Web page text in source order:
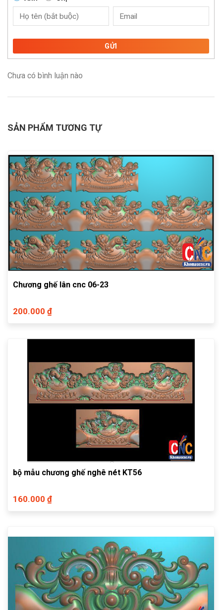
GỬI
Chưa có bình luận nào
SẢN PHẨM TƯƠNG TỰ
Chương ghế lân cnc 06-23
200.000 ₫
bộ mẫu chương ghế nghê nét KT56
160.000 ₫